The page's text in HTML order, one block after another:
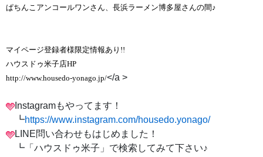
ぱちんこアンコールワンさん、長浜ラーメン博多屋さんの間♪
マイページ登録者様限定情報あり!!
ハウスドゥ米子店HP
http://www.housedo-yonago.jp/</a >
Instagramもやってます！
┗https://www.instagram.com/housedo.yonago/
LINE問い合わせもはじめました！
┗「ハウスドゥ米子」で検索してみて下さい♪